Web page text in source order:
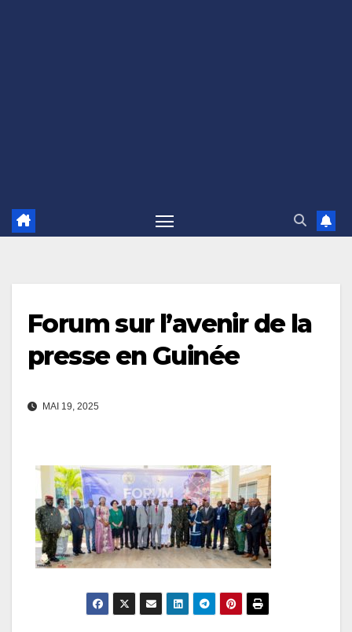
Forum sur l’avenir de la
presse en Guinée
MAI 19, 2025